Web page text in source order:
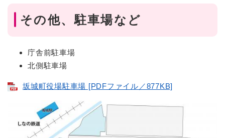
その他、駐車場など
庁舎前駐車場
北側駐車場
坂城町役場駐車場 [PDFファイル／877KB]